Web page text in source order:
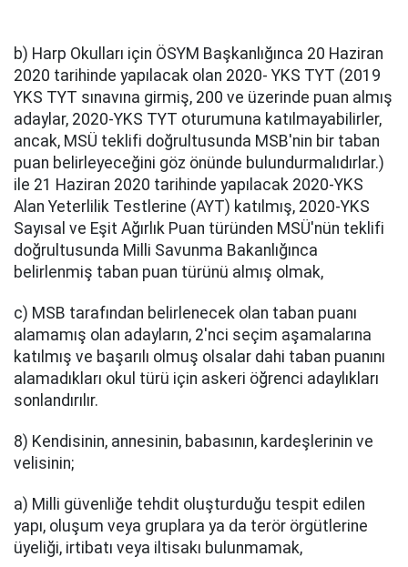
b) Harp Okulları için ÖSYM Başkanlığınca 20 Haziran
2020 tarihinde yapılacak olan 2020- YKS TYT (2019
YKS TYT sınavına girmiş, 200 ve üzerinde puan almış
adaylar, 2020-YKS TYT oturumuna katılmayabilirler,
ancak, MSÜ teklifi doğrultusunda MSB'nin bir taban
puan belirleyeceğini göz önünde bulundurmalıdırlar.)
ile 21 Haziran 2020 tarihinde yapılacak 2020-YKS
Alan Yeterlilik Testlerine (AYT) katılmış, 2020-YKS
Sayısal ve Eşit Ağırlık Puan türünden MSÜ'nün teklifi
doğrultusunda Milli Savunma Bakanlığınca
belirlenmiş taban puan türünü almış olmak,
c) MSB tarafından belirlenecek olan taban puanı
alamamış olan adayların, 2'nci seçim aşamalarına
katılmış ve başarılı olmuş olsalar dahi taban puanını
alamadıkları okul türü için askeri öğrenci adaylıkları
sonlandırılır.
8) Kendisinin, annesinin, babasının, kardeşlerinin ve
velisinin;
a) Milli güvenliğe tehdit oluşturduğu tespit edilen
yapı, oluşum veya gruplara ya da terör örgütlerine
üyeliği, irtibatı veya iltisakı bulunmamak,